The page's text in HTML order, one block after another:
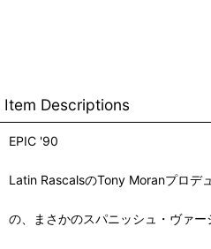
Item Descriptions
EPIC '90
Latin RascalsのTony Moranプロデ
の、まさかのスパニッシュ・ヴァ